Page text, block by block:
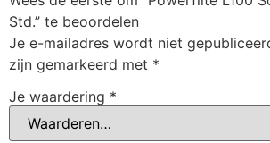
Std.” te beoordelen
Je e-mailadres wordt niet
zijn gemarkeerd met *
Je waardering *